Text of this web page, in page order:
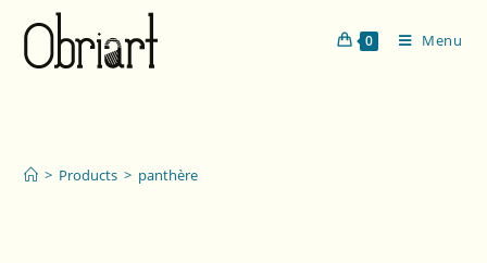
0 Menu
> Products > panthère